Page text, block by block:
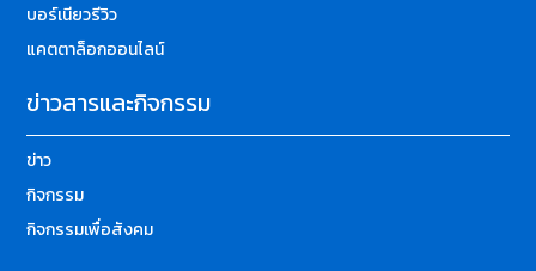
บอร์เนียวรีวิว
แคตตาล็อกออนไลน์
ข่าวสารและกิจกรรม
ข่าว
กิจกรรม
กิจกรรมเพื่อสังคม